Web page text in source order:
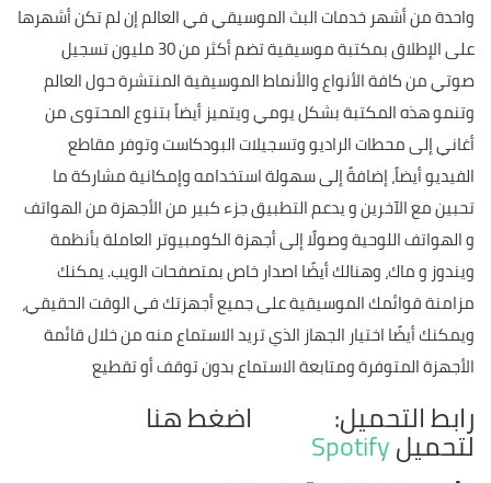
واحدة من أشهر خدمات البث الموسيقي في العالم إن لم تكن أشهرها
على الإطلاق بمكتبة موسيقية تضم أكثر من 30 مليون تسجيل
صوتي من كافة الأنواع والأنماط الموسيقية المنتشرة حول العالم
وتنمو هذه المكتبة بشكل يومي ويتميز أيضاً بتنوع المحتوى من
أغاني إلى محطات الراديو وتسجيلات البودكاست وتوفر مقاطع
الفيديو أيضاً، إضافةً إلى سهولة استخدامه وإمكانية مشاركة ما
تحبين مع الآخرين و يدعم التطبيق جزء كبير من الأجهزة من الهواتف
و الهواتف اللوحية وصولًا إلى أجهزة الكومبيوتر العاملة بأنظمة
ويندوز و ماك، وهنالك أيضًا اصدار خاص بمتصفحات الويب. يمكنك
مزامنة قوائمك الموسيقية على جميع أجهزتك في الوقت الحقيقي،
ويمكنك أيضًا اختيار الجهاز الذي تريد الاستماع منه من خلال قائمة
الأجهزة المتوفرة ومتابعة الاستماع بدون توقف أو تقطيع
رابط التحميل: اضغط هنا
لتحميل